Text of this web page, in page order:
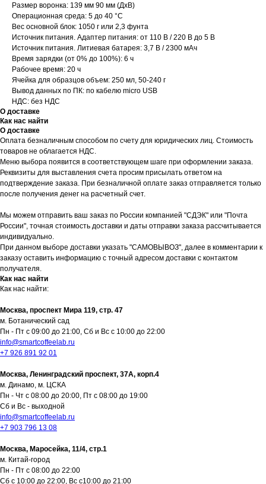
Размер воронка: 139 мм 90 мм (ДхВ)
Операционная среда: 5 до 40 °C
Вес основной блок: 1050 г или 2,3 фунта
Источник питания. Адаптер питания: от 110 В / 220 В до 5 В
Источник питания. Литиевая батарея: 3,7 В / 2300 мАч
Время зарядки (от 0% до 100%): 6 ч
Рабочее время: 20 ч
Ячейка для образцов объем: 250 мл, 50-240 г
Вывод данных по ПК: по кабелю micro USB
НДС: без НДС
О доставке
Как нас найти
О доставке
Оплата безналичным способом по счету для юридических лиц. Стоимость
товаров не облагается НДС.
Меню выбора появится в соответствующем шаге при оформлении заказа.
Реквизиты для выставления счета просим присылать ответом на
подтверждение заказа. При безналичной оплате заказ отправляется только
после получения денег на расчетный счет.
Мы можем отправить ваш заказ по России компанией "СДЭК" или "Почта
России", точная стоимость доставки и даты отправки заказа рассчитывается
индивидуально.
При данном выборе доставки указать "САМОВЫВОЗ", далее в комментарии к
заказу оставить информацию с точный адресом доставки с контактом
получателя.
Как нас найти
Как нас найти:
Москва, проспект Мира 119, стр. 47
м. Ботанический сад
Пн - Пт с 09:00 до 21:00, Сб и Вс с 10:00 до 22:00
info@smartcoffeelab.ru
+7 926 891 92 01
Москва, Ленинградский проспект, 37А, корп.4
м. Динамо, м. ЦСКА
Пн - Чт с 08:00 до 20:00, Пт с 08:00 до 19:00
Сб и Вс - выходной
info@smartcoffeelab.ru
+7 903 796 13 08
Москва, Маросейка, 11/4, стр.1
м. Китай-город
Пн - Пт с 08:00 до 22:00
Сб с 10:00 до 22:00, Вс с10:00 до 21:00
м. Ботанический сад
Пн-Пт с 09:00 до 21:00
Москва, проспект Мира 119, стр.
47
ВДНХ
Как нас найти: